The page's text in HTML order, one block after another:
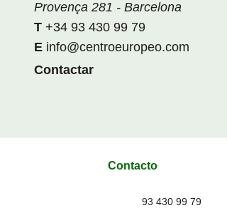
Provença 281 - Barcelona
+34 93 430 99 79
info@centroeuropeo.com
Contactar
Contacto
93 430 99 79